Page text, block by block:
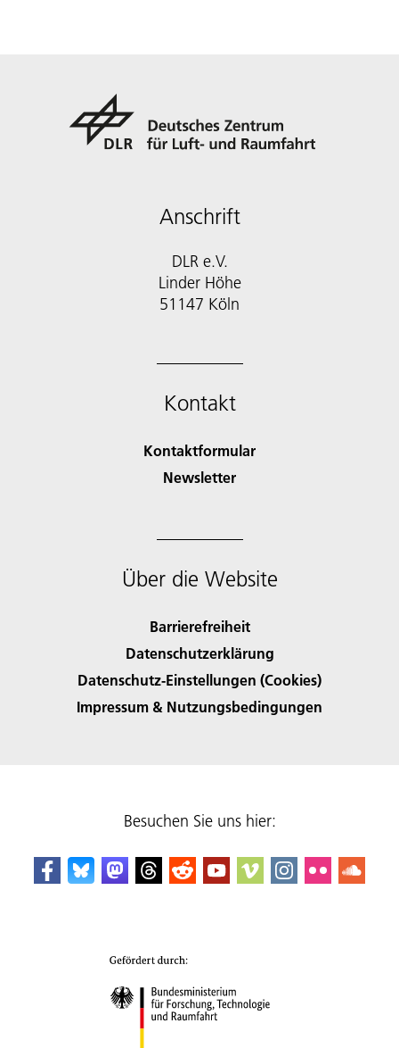
Anschrift
DLR e.V.
Linder Höhe
51147 Köln
Kontakt
Kontaktformular
Newsletter
Über die Website
Barrierefreiheit
Datenschutzerklärung
Datenschutz-Einstellungen (Cookies)
Impressum & Nutzungsbedingungen
Besuchen Sie uns hier: